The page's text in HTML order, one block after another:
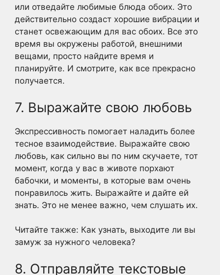
или отведайте любимые блюда обоих. Это
действительно создаст хорошие вибрации и
станет освежающим для вас обоих. Все это
время вы окружены работой, внешними
вещами, просто найдите время и
планируйте. И смотрите, как все прекрасно
получается.
7. Выражайте свою любовь
Экспрессивность помогает наладить более
тесное взаимодействие. Выражайте свою
любовь, как сильно вы по ним скучаете, тот
момент, когда у вас в животе порхают
бабочки, и моменты, в которые вам очень
понравилось жить. Выражайте и дайте ей
знать. Это не менее важно, чем слушать их.
Читайте также: Как узнать, выходите ли вы
замуж за нужного человека?
8. Отправляйте текстовые